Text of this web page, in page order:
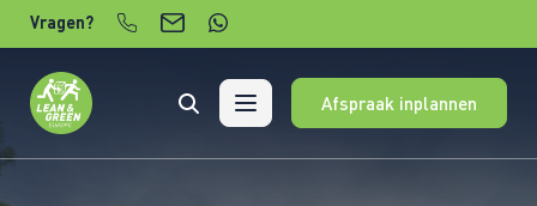
Verder naar content
Vragen?
Afspraak inplannen